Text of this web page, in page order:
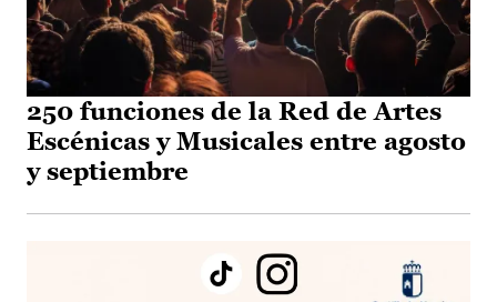
250 funciones de la Red de Artes
Escénicas y Musicales entre agosto
y septiembre